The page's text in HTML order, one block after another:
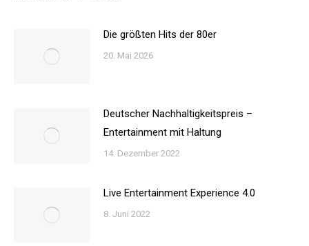
Die größten Hits der 80er
20. Mai 2026
Deutscher Nachhaltigkeitspreis –
Entertainment mit Haltung
14. Dezember 2022
Live Entertainment Experience 4.0
8. Juni 2022